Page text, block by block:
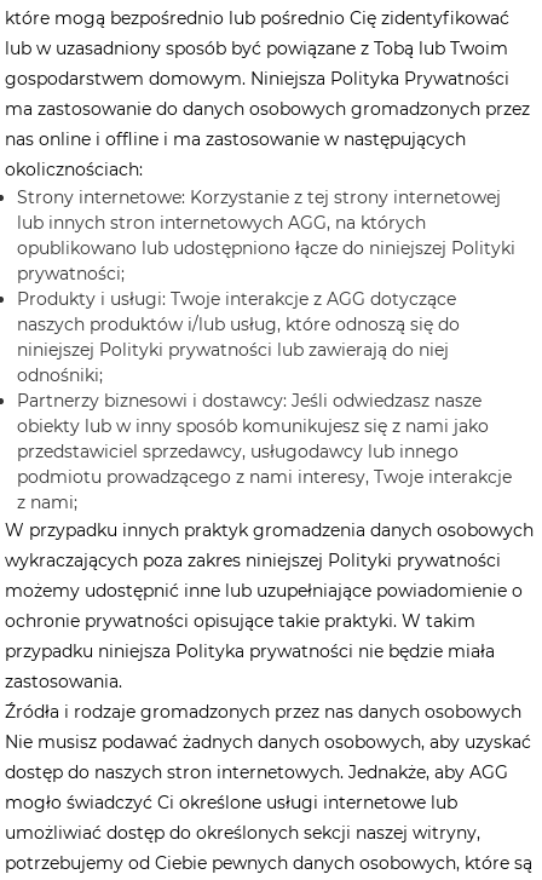
które mogą bezpośrednio lub pośrednio Cię zidentyfikować
lub w uzasadniony sposób być powiązane z Tobą lub Twoim
gospodarstwem domowym. Niniejsza Polityka Prywatności
ma zastosowanie do danych osobowych gromadzonych przez
nas online i offline i ma zastosowanie w następujących
okolicznościach:
Strony internetowe: Korzystanie z tej strony internetowej
lub innych stron internetowych AGG, na których
opublikowano lub udostępniono łącze do niniejszej Polityki
prywatności;
Produkty i usługi: Twoje interakcje z AGG dotyczące
naszych produktów i/lub usług, które odnoszą się do
niniejszej Polityki prywatności lub zawierają do niej
odnośniki;
Partnerzy biznesowi i dostawcy: Jeśli odwiedzasz nasze
obiekty lub w inny sposób komunikujesz się z nami jako
przedstawiciel sprzedawcy, usługodawcy lub innego
podmiotu prowadzącego z nami interesy, Twoje interakcje
z nami;
W przypadku innych praktyk gromadzenia danych osobowych
wykraczających poza zakres niniejszej Polityki prywatności
możemy udostępnić inne lub uzupełniające powiadomienie o
ochronie prywatności opisujące takie praktyki. W takim
przypadku niniejsza Polityka prywatności nie będzie miała
zastosowania.
Źródła i rodzaje gromadzonych przez nas danych osobowych
Nie musisz podawać żadnych danych osobowych, aby uzyskać
dostęp do naszych stron internetowych. Jednakże, aby AGG
mogło świadczyć Ci określone usługi internetowe lub
umożliwiać dostęp do określonych sekcji naszej witryny,
potrzebujemy od Ciebie pewnych danych osobowych, które są